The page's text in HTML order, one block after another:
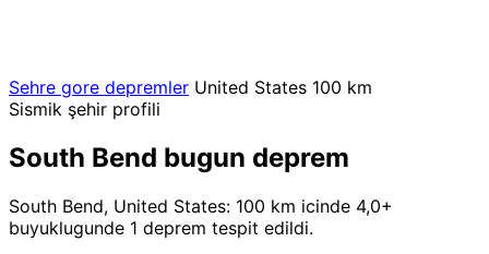
Sehre gore depremler United States 100 km
Sismik şehir profili
South Bend bugun deprem
South Bend, United States: 100 km icinde 4,0+
buyuklugunde 1 deprem tespit edildi.